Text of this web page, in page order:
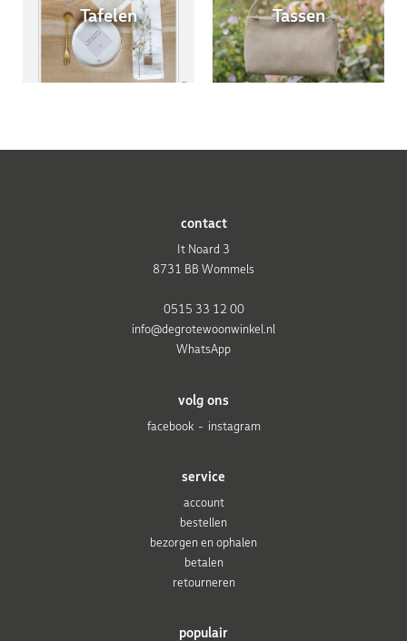
Tafelen Tassen
populair
service
account
bestellen
bezorgen en ophalen
betalen
retourneren
volg ons
facebook
instagram
contact
It Noard 3
8731 BB Wommels
0515 33 12 00
info@degrotewoonwinkel.nl
WhatsApp